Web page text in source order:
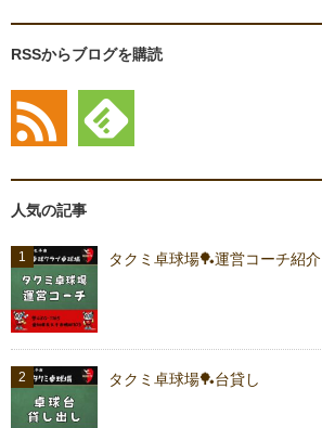
RSSからブログを購読
人気の記事
タクミ卓球場🏓運営コーチ紹介
タクミ卓球場🏓台貸し